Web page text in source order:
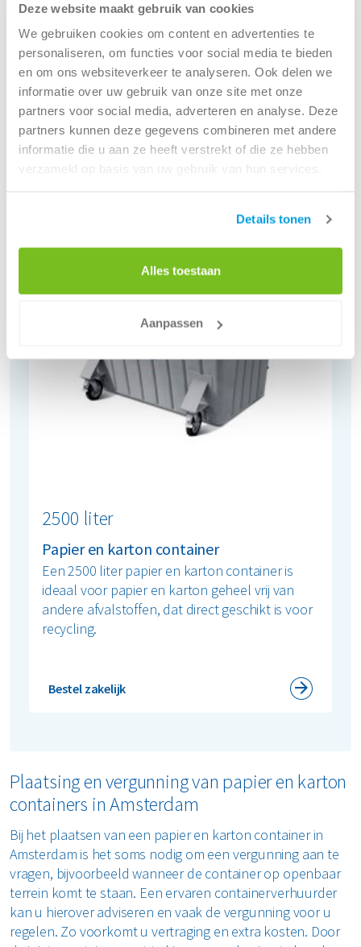
Deze website maakt gebruik van cookies
We gebruiken cookies om content en advertenties te
personaliseren, om functies voor social media te bieden
en om ons websiteverkeer te analyseren. Ook delen we
informatie over uw gebruik van onze site met onze
partners voor social media, adverteren en analyse. Deze
partners kunnen deze gegevens combineren met andere
informatie die u aan ze heeft verstrekt of die ze hebben
verzameld op basis van uw gebruik van hun services.
Details tonen
Alles toestaan
Aanpassen
Papier en karton container
Een 2400 liter papier en karton container is
ideaal voor papier en karton geheel vrij van
andere afvalstoffen, dat direct geschikt is voor
recycling.
Bestel zakelijk
2500 liter
Papier en karton container
Een 2500 liter papier en karton container is
ideaal voor papier en karton geheel vrij van
andere afvalstoffen, dat direct geschikt is voor
recycling.
Bestel zakelijk
Plaatsing en vergunning van papier en karton
containers in Amsterdam
Bij het plaatsen van een papier en karton container in
Amsterdam is het soms nodig om een vergunning aan te
vragen, bijvoorbeeld wanneer de container op openbaar
terrein komt te staan. Een ervaren containerverhuurder
kan u hierover adviseren en vaak de vergunning voor u
regelen. Zo voorkomt u vertraging en extra kosten. Door